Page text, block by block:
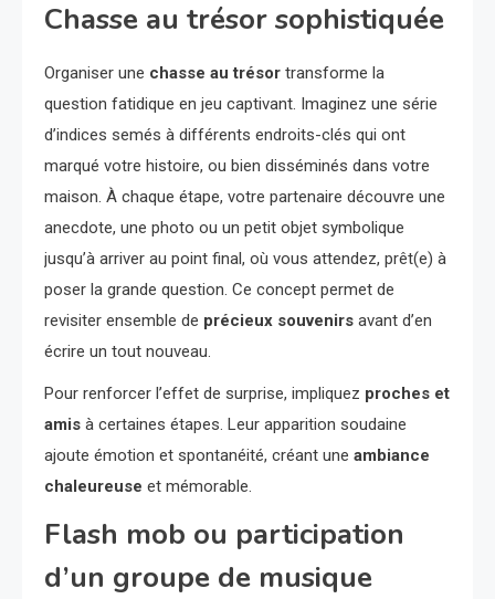
Chasse au trésor sophistiquée
Organiser une chasse au trésor transforme la
question fatidique en jeu captivant. Imaginez une série
d’indices semés à différents endroits-clés qui ont
marqué votre histoire, ou bien disséminés dans votre
maison. À chaque étape, votre partenaire découvre une
anecdote, une photo ou un petit objet symbolique
jusqu’à arriver au point final, où vous attendez, prêt(e) à
poser la grande question. Ce concept permet de
revisiter ensemble de précieux souvenirs avant d’en
écrire un tout nouveau.
Pour renforcer l’effet de surprise, impliquez proches et
amis à certaines étapes. Leur apparition soudaine
ajoute émotion et spontanéité, créant une ambiance
chaleureuse et mémorable.
Flash mob ou participation
d’un groupe de musique